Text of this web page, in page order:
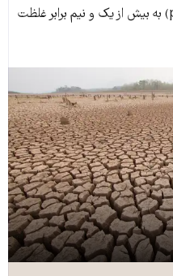
رسیدن به ۴۲۱ بخش در میلیون (ppm) به بیش از یک و نیم برابر غلظت